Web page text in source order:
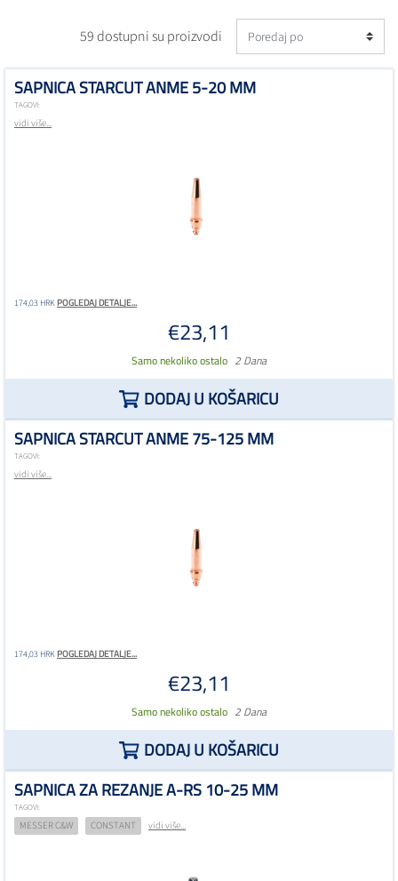
59 dostupni su proizvodi
SAPNICA STARCUT ANME 5-20 MM
TAGOVI:
vidi više...
174,03 HRKPOGLEDAJ DETALJE...
€23,11
Samo nekoliko ostalo 2 Dana
DODAJ U KOŠARICU
SAPNICA STARCUT ANME 75-125 MM
TAGOVI:
vidi više...
174,03 HRKPOGLEDAJ DETALJE...
€23,11
Samo nekoliko ostalo 2 Dana
DODAJ U KOŠARICU
SAPNICA ZA REZANJE A-RS 10-25 MM
TAGOVI:
MESSER C&W CONSTANT vidi više...